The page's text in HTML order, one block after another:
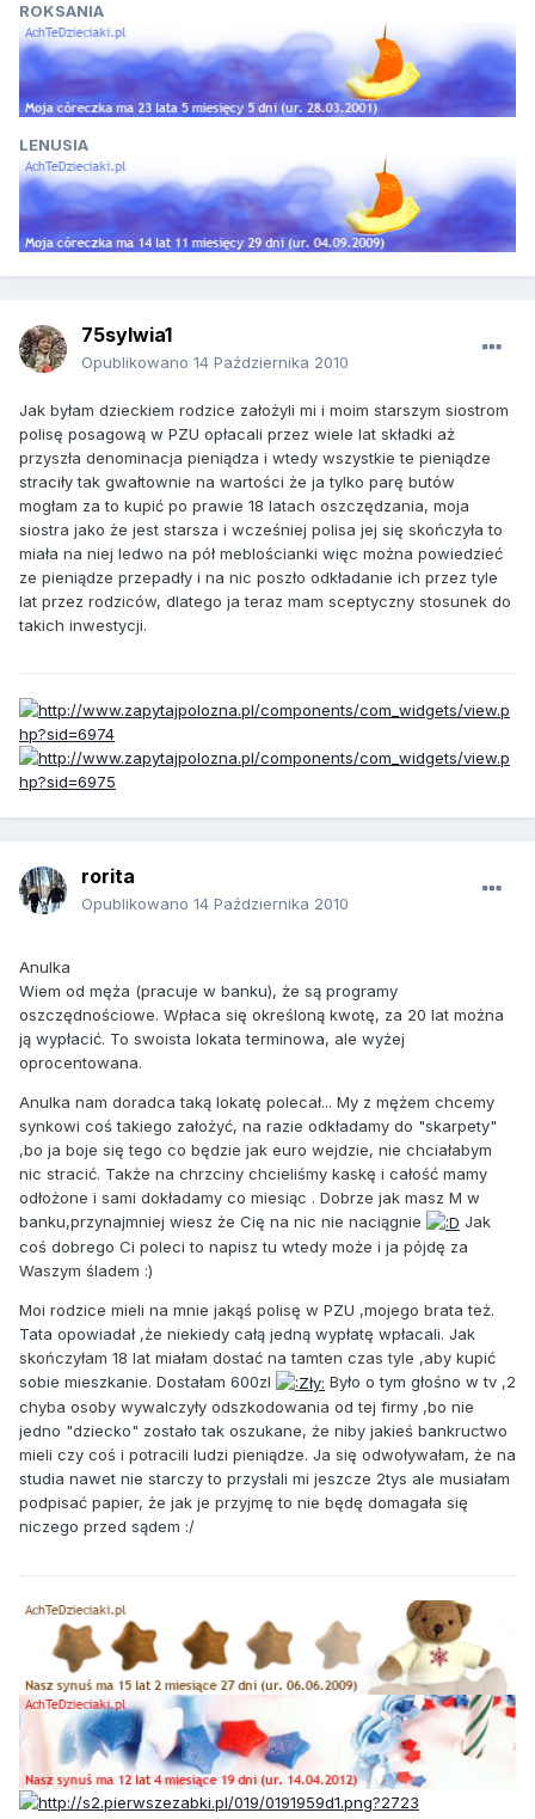
ROKSANIA
LENUSIA
75sylwia1
Opublikowano 14 Października 2010
Jak byłam dzieckiem rodzice założyli mi i moim starszym siostrom
polisę posagową w PZU opłacali przez wiele lat składki aż
przyszła denominacja pieniądza i wtedy wszystkie te pieniądze
straciły tak gwałtownie na wartości że ja tylko parę butów
mogłam za to kupić po prawie 18 latach oszczędzania, moja
siostra jako że jest starsza i wcześniej polisa jej się skończyła to
miała na niej ledwo na pół meblościanki więc można powiedzieć
ze pieniądze przepadły i na nic poszło odkładanie ich przez tyle
lat przez rodziców, dlatego ja teraz mam sceptyczny stosunek do
takich inwestycji.
rorita
Opublikowano 14 Października 2010
Anulka
Wiem od męża (pracuje w banku), że są programy
oszczędnościowe. Wpłaca się określoną kwotę, za 20 lat można
ją wypłacić. To swoista lokata terminowa, ale wyżej
oprocentowana.
Anulka nam doradca taką lokatę polecał... My z mężem chcemy
synkowi coś takiego założyć, na razie odkładamy do "skarpety"
,bo ja boje się tego co będzie jak euro wejdzie, nie chciałabym
nic stracić. Także na chrzciny chcieliśmy kaskę i całość mamy
odłożone i sami dokładamy co miesiąc . Dobrze jak masz M w
banku,przynajmniej wiesz że Cię na nic nie naciągnie
Jak
coś dobrego Ci poleci to napisz tu wtedy może i ja pójdę za
Waszym śladem :)
Moi rodzice mieli na mnie jakąś polisę w PZU ,mojego brata też.
Tata opowiadał ,że niekiedy całą jedną wypłatę wpłacali. Jak
skończyłam 18 lat miałam dostać na tamten czas tyle ,aby kupić
sobie mieszkanie. Dostałam 600zl
Było o tym głośno w tv ,2
chyba osoby wywalczyły odszkodowania od tej firmy ,bo nie
jedno "dziecko" zostało tak oszukane, że niby jakieś bankructwo
mieli czy coś i potracili ludzi pieniądze. Ja się odwoływałam, że na
studia nawet nie starczy to przysłali mi jeszcze 2tys ale musiałam
podpisać papier, że jak je przyjmę to nie będę domagała się
niczego przed sądem :/